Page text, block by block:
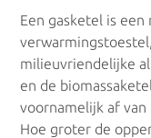
Gasboilers
Elektrische
Een gasketel is
milieuvriendelijke
en de
voornamelijk af
Hoe groter de